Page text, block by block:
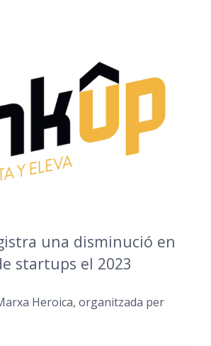
una disminució en
startups el 2023
Heroica, organitzada per